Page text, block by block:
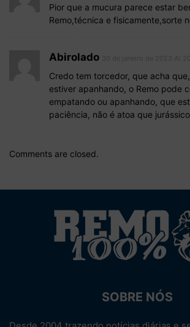
Pior que a mucura parece estar
Remo,técnica e fisicamente,sorte
Abirolado
Credo tem torcedor, que acha
estiver apanhando, o Remo pode
empatando ou apanhando, que
paciência, não é atoa que
Comments are closed.
SOBRE NÓS